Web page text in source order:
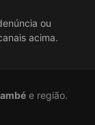
ou
acima.
e região.